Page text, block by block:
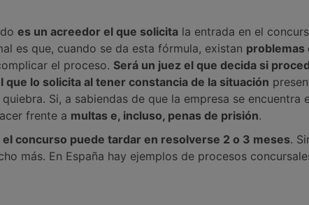
es un acreedor el que solicita la entrada en el
es que, cuando se da esta fórmula, existan problemas
el proceso. Será un juez el que decida si
que lo solicita al tener constancia de la situación
Si, a sabiendas de que la empresa se encuentra
frente a multas e, incluso, penas de prisión.
el concurso puede tardar en resolverse 2 o 3 meses.
más. En España hay ejemplos de procesos